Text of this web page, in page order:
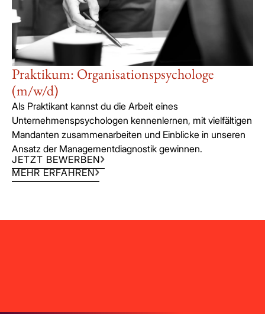
Praktikum: Organisationspsychologe
(m/w/d)
Als Praktikant kannst du die Arbeit eines
Unternehmenspsychologen kennenlernen, mit vielfältigen
Mandanten zusammenarbeiten und Einblicke in unseren
Ansatz der Managementdiagnostik gewinnen.
JETZT BEWERBEN
MEHR ERFAHREN